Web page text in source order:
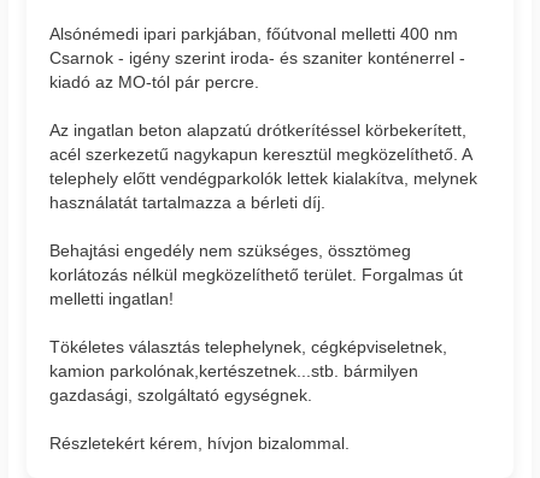
Alsónémedi ipari parkjában, főútvonal melletti 400 nm
Csarnok - igény szerint iroda- és szaniter konténerrel -
kiadó az MO-tól pár percre.
Az ingatlan beton alapzatú drótkerítéssel körbekerített,
acél szerkezetű nagykapun keresztül megközelíthető. A
telephely előtt vendégparkolók lettek kialakítva, melynek
használatát tartalmazza a bérleti díj.
Behajtási engedély nem szükséges, össztömeg
korlátozás nélkül megközelíthető terület. Forgalmas út
melletti ingatlan!
Tökéletes választás telephelynek, cégképviseletnek,
kamion parkolónak,kertészetnek...stb. bármilyen
gazdasági, szolgáltató egységnek.
Részletekért kérem, hívjon bizalommal.